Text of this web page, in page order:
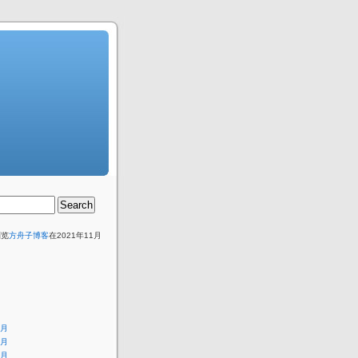
方舟子博客在2021年11月